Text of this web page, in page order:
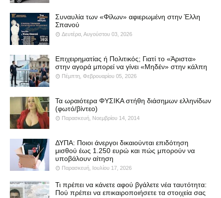
Συναυλία των «Φίλων» αφιερωμένη στην Έλλη
Σπανού
Δευτέρα, Αυγούστου 03, 2026
Επιχειρηματίας ή Πολιτικός; Γιατί το «Άριστα»
στην αγορά μπορεί να γίνει «Μηδέν» στην κάλπη
Πέμπτη, Φεβρουαρίου 05, 2026
Τα ωραιότερα ΦΥΣΙΚΑ στήθη διάσημων ελληνίδων
(φωτό/βίντεο)
Παρασκευή, Νοεμβρίου 14, 2014
ΔΥΠΑ: Ποιοι άνεργοι δικαιούνται επιδότηση
μισθού έως 1.250 ευρώ και πώς μπορούν να
υποβάλουν αίτηση
Παρασκευή, Ιουλίου 17, 2026
Τι πρέπει να κάνετε αφού βγάλετε νέα ταυτότητα:
Πού πρέπει να επικαιροποιήσετε τα στοιχεία σας